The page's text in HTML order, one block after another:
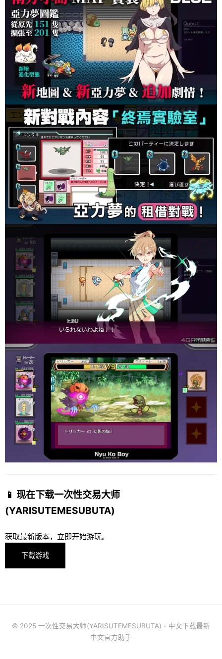
📱 现在下载一次性交易大师
(YARISUTEMESUBUTA)
获取最新版本，立即开始游玩。
下载游戏
© 2025 一次性交易大师(YARISUTEMESUBUTA) - 中文下载最新
中文官方助手